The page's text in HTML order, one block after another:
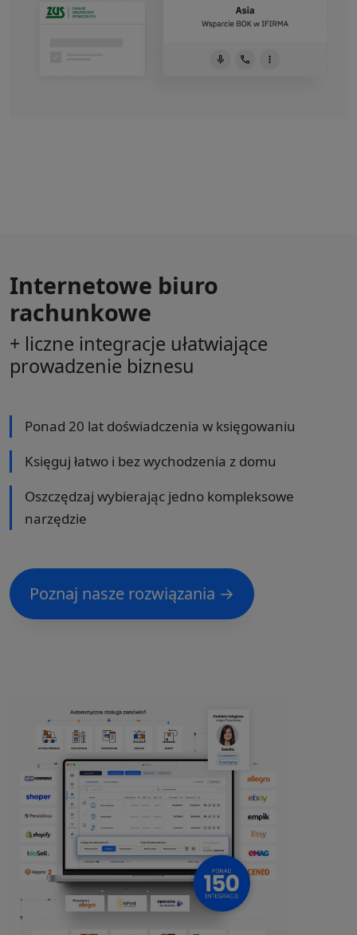
Internetowe biuro
rachunkowe
+ liczne integracje ułatwiające
prowadzenie biznesu
Ponad 20 lat doświadczenia w księgowaniu
Księguj łatwo i bez wychodzenia z domu
Oszczędzaj wybierając jedno kompleksowe
narzędzie
Poznaj nasze rozwiązania →